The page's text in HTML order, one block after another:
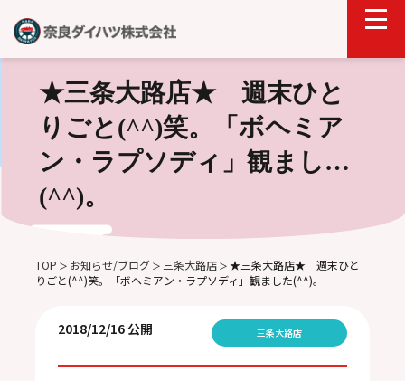
★三条大路店★ 週末ひと
りごと(^^)笑。「ボヘミア
ン・ラプソディ」観ました
(^^)。
TOP ＞ お知らせ/ブログ ＞ 三条大路店 ＞ ★三条大路店★ 週末ひと
りごと(^^)笑。「ボヘミアン・ラプソディ」観ました(^^)。
2018/12/16 公開 三条大路店